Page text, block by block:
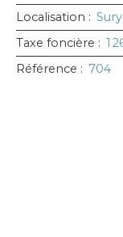
Localisation :
Taxe foncière : 1
Référence : 704